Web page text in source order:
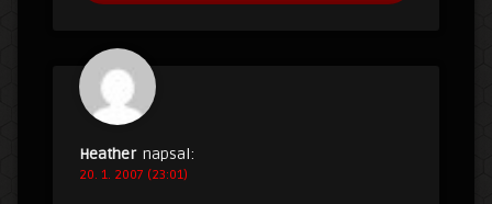
Heather napsal:
20. 1. 2007 (23:01)